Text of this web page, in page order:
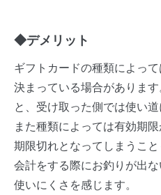
◆デメリット
ギフトカードの種類によっ
決まっている場合がありま
と、受け取った側では使い
また種類によっては有効期
期限切れとなってしまうこ
会計をする際にお釣りが出
使いにくさを感じます。